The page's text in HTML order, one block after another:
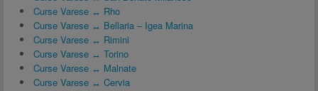
Curse Varese ↔ Rho
Curse Varese ↔ Bellaria – Igea Marina
Curse Varese ↔ Rimini
Curse Varese ↔ Torino
Curse Varese ↔ Malnate
Curse Varese ↔ Cervia